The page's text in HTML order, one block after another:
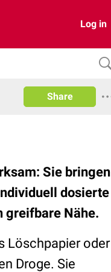
Log in
Share
Sie bringen
dosierte
greifbare Nähe.
Löschpapier oder
Droge. Sie